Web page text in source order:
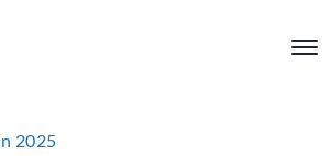
2025